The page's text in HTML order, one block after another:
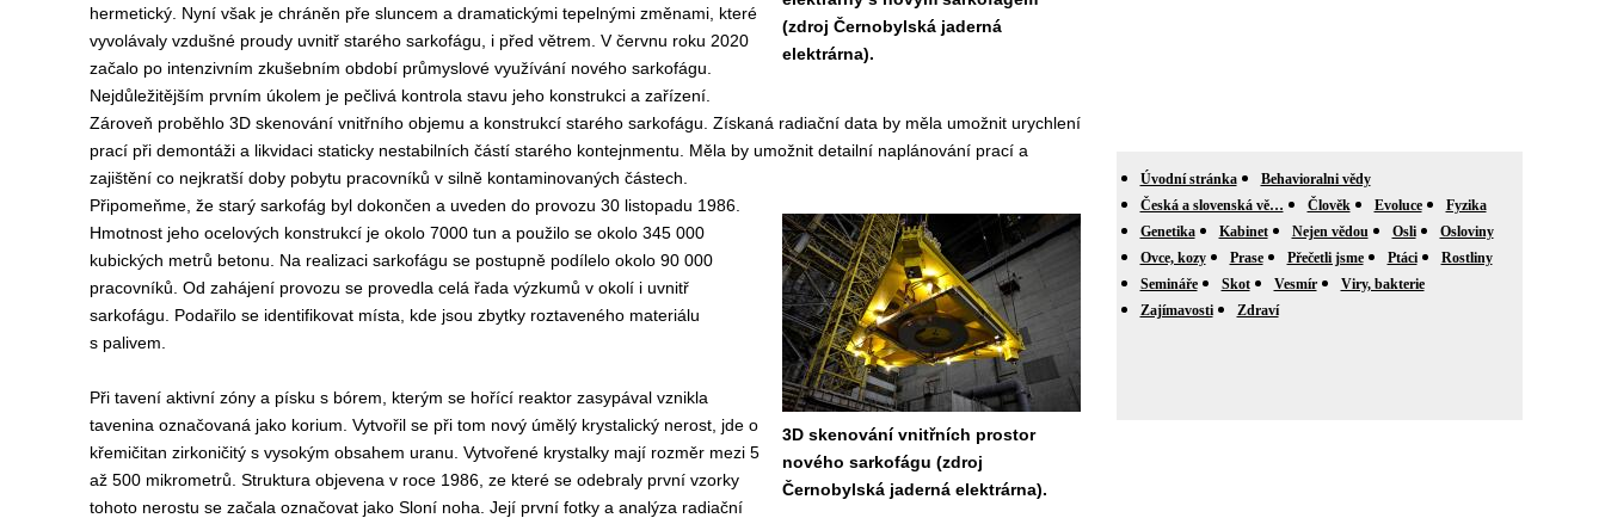
(zdroj Černobylská jaderná
elektrárna).
hermetický. Nyní však je chráněn pře sluncem a dramatickými tepelnými změnami, které
vyvolávaly vzdušné proudy uvnitř starého sarkofágu, i před větrem. V červnu roku 2020
začalo po intenzivním zkušebním období průmyslové využívání nového sarkofágu.
Nejdůležitějším prvním úkolem je pečlivá kontrola stavu jeho konstrukci a zařízení.
Zároveň proběhlo 3D skenování vnitřního objemu a konstrukcí starého sarkofágu. Získaná radiační data by měla umožnit urychlení
prací při demontáži a likvidaci staticky nestabilních částí starého kontejnmentu. Měla by umožnit detailní naplánování prací a
zajištění co nejkratší doby pobytu pracovníků v silně kontaminovaných částech.
3D skenování vnitřních prostor
nového sarkofágu (zdroj
Černobylská jaderná elektrárna).
Připomeňme, že starý sarkofág byl dokončen a uveden do provozu 30 listopadu 1986.
Hmotnost jeho ocelových konstrukcí je okolo 7000 tun a použilo se okolo 345 000
kubických metrů betonu. Na realizaci sarkofágu se postupně podílelo okolo 90 000
pracovníků. Od zahájení provozu se provedla celá řada výzkumů v okolí i uvnitř
sarkofágu. Podařilo se identifikovat místa, kde jsou zbytky roztaveného materiálu
s palivem.
Při tavení aktivní zóny a písku s bórem, kterým se hořící reaktor zasypával vznikla
tavenina označovaná jako korium. Vytvořil se při tom nový úmělý krystalický nerost, jde o
křemičitan zirkoničitý s vysokým obsahem uranu. Vytvořené krystalky mají rozměr mezi 5
až 500 mikrometrů. Struktura objevena v roce 1986, ze které se odebraly první vzorky
tohoto nerostu se začala označovat jako Sloní noha. Její první fotky a analýza radiační
Úvodní stránka
Behavioralni vědy
Česká a slovenská vě…
Člověk Evoluce
Fyzika
Genetika
Kabinet Nejen vědou Osli
Osloviny
Ovce, kozy
Prase Přečetli jsme Ptáci
Rostliny
Semináře
Skot Vesmír
Viry, bakterie
Zajímavosti
Zdraví